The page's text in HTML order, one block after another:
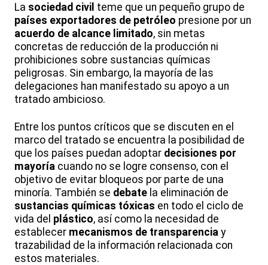
La sociedad civil teme que un pequeño grupo de
países exportadores de petróleo presione por un
acuerdo de alcance limitado, sin metas
concretas de reducción de la producción ni
prohibiciones sobre sustancias químicas
peligrosas. Sin embargo, la mayoría de las
delegaciones han manifestado su apoyo a un
tratado ambicioso.
Entre los puntos críticos que se discuten en el
marco del tratado se encuentra la posibilidad de
que los países puedan adoptar decisiones por
mayoría cuando no se logre consenso, con el
objetivo de evitar bloqueos por parte de una
minoría. También se debate la eliminación de
sustancias químicas tóxicas en todo el ciclo de
vida del plástico, así como la necesidad de
establecer mecanismos de transparencia y
trazabilidad de la información relacionada con
estos materiales.